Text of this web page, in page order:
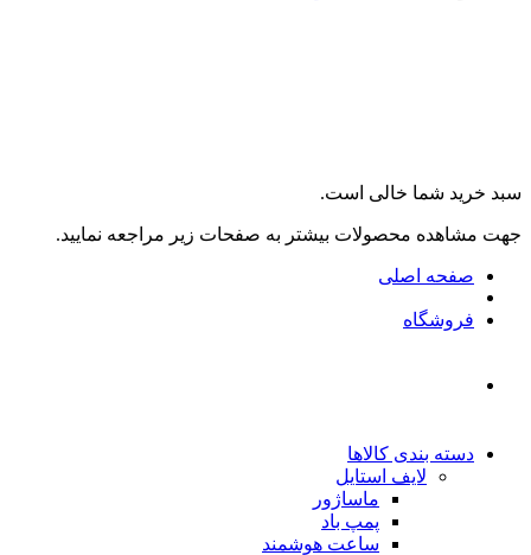
سبد خرید شما خالی است.
جهت مشاهده محصولات بیشتر به صفحات زیر مراجعه نمایید.
صفحه اصلی
فروشگاه
دسته بندی کالاها
لایف استایل
ماساژور
پمپ باد
ساعت هوشمند